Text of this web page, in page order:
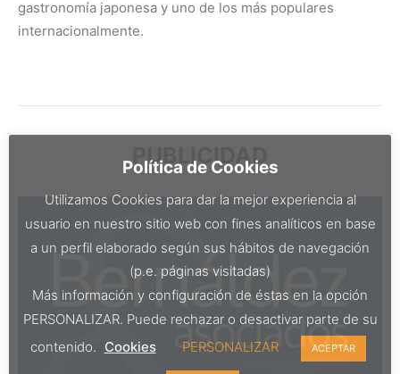
gastronomía japonesa y uno de los más populares
internacionalmente.
PUBLICIDAD
Política de Cookies
Utilizamos Cookies para dar la mejor experiencia al
usuario en nuestro sitio web con fines analíticos en base
a un perfil elaborado según sus hábitos de navegación
(p.e. páginas visitadas)
Más información y configuración de éstas en la opción
PERSONALIZAR. Puede rechazar o desactivar parte de su
contenido. Cookies PERSONALIZAR ACEPTAR